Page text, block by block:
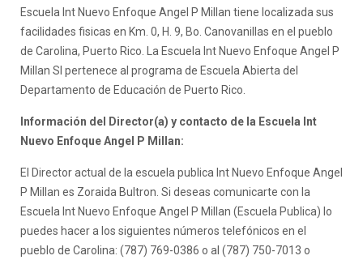
Escuela Int Nuevo Enfoque Angel P Millan tiene localizada sus
facilidades fisicas en Km. 0, H. 9, Bo. Canovanillas en el pueblo
de Carolina, Puerto Rico. La Escuela Int Nuevo Enfoque Angel P
Millan SI pertenece al programa de Escuela Abierta del
Departamento de Educación de Puerto Rico.
Información del Director(a) y contacto de la Escuela Int
Nuevo Enfoque Angel P Millan:
El Director actual de la escuela publica Int Nuevo Enfoque Angel
P Millan es Zoraida Bultron. Si deseas comunicarte con la
Escuela Int Nuevo Enfoque Angel P Millan (Escuela Publica) lo
puedes hacer a los siguientes números telefónicos en el
pueblo de Carolina: (787) 769-0386 o al (787) 750-7013 o